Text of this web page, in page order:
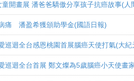
開畫展 潘爸爸驕傲分享孩子抗癌故事(人
痛 潘盈希獲頒助學金(國語日報)
巡迴全台感恩桃園首展腦癌天使打氣(大紀
巡迴全台首展 鄭文燦為5歲腦癌小天使畫